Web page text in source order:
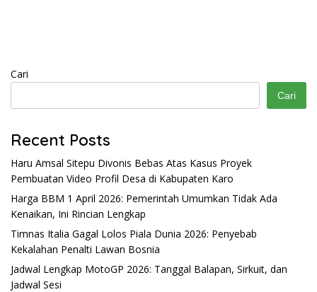
Cari
Cari
Recent Posts
Haru Amsal Sitepu Divonis Bebas Atas Kasus Proyek
Pembuatan Video Profil Desa di Kabupaten Karo
Harga BBM 1 April 2026: Pemerintah Umumkan Tidak Ada
Kenaikan, Ini Rincian Lengkap
Timnas Italia Gagal Lolos Piala Dunia 2026: Penyebab
Kekalahan Penalti Lawan Bosnia
Jadwal Lengkap MotoGP 2026: Tanggal Balapan, Sirkuit, dan
Jadwal Sesi